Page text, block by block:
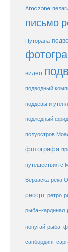
Amazone
письмо
Путорана
видео
подводный
поддевы и
подлёдный
полуостров
фотографа
путешествия с
Верзаска река
ресорт ретро
рыба-кардинал
попугай рыба-
сапбординг